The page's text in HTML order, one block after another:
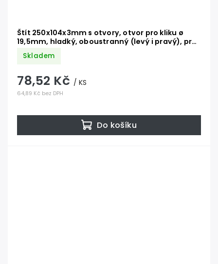
Štít 250x104x3mm s otvory, otvor pro kliku ø
19,5mm, hladký, oboustranný (levý i pravý), pro
zámek ZM90/80
Skladem
64,89 Kč bez DPH
78,52 Kč / KS
Do košíku